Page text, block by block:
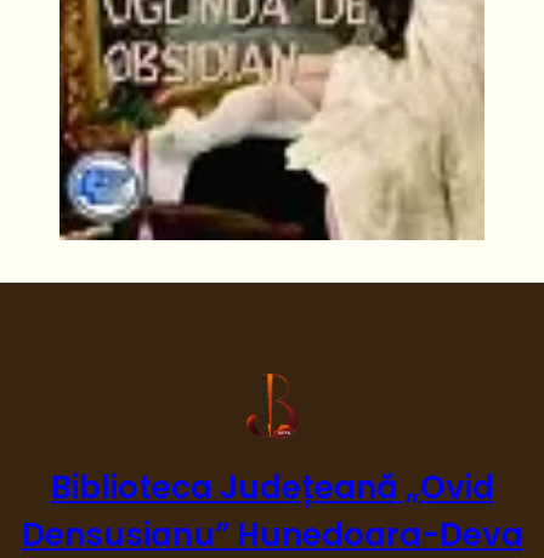
Biblioteca Județeană „Ovid
Densusianu” Hunedoara-Deva